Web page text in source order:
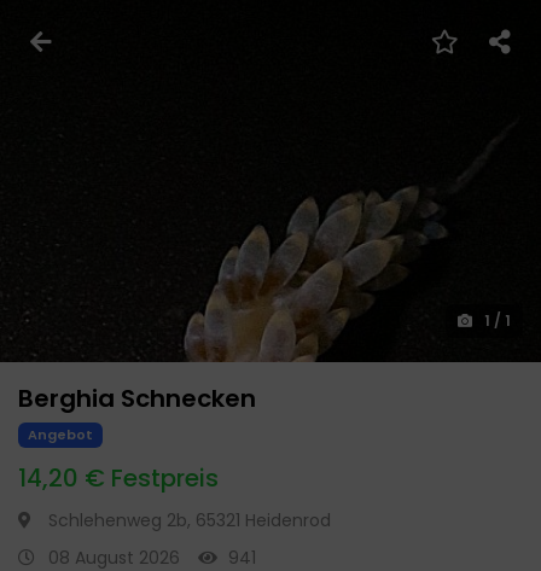
1 / 1
Berghia Schnecken
Angebot
14,20 € Festpreis
Schlehenweg 2b, 65321 Heidenrod
08 August 2026
941